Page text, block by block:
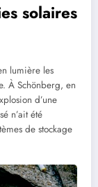
solaires
lumière les
À Schönberg, en
d’une
n’ait été
de stockage